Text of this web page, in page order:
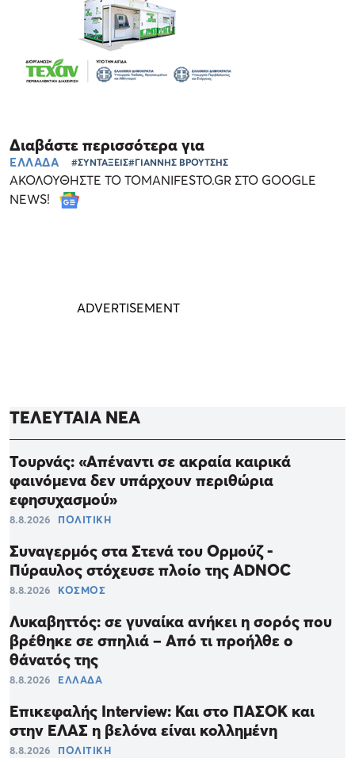
Διαβάστε περισσότερα για
ΕΛΛΑΔΑ #ΣΥΝΤΑΞΕΙΣ#ΓΙΑΝΝΗΣ ΒΡΟΥΤΣΗΣ
ΑΚΟΛΟΥΘΗΣΤΕ ΤΟ TOMANIFESTO.GR ΣΤΟ GOOGLE
NEWS!
ΤΕΛΕΥΤΑΙΑ ΝΕΑ
Τουρνάς: «Απέναντι σε ακραία καιρικά
φαινόμενα δεν υπάρχουν περιθώρια
εφησυχασμού»
8.8.2026 ΠΟΛΙΤΙΚΗ
Συναγερμός στα Στενά του Ορμούζ -
Πύραυλος στόχευσε πλοίο της ADNOC
8.8.2026 ΚΟΣΜΟΣ
Λυκαβηττός: σε γυναίκα ανήκει η σορός που
βρέθηκε σε σπηλιά – Από τι προήλθε ο
θάνατός της
8.8.2026 ΕΛΛΑΔΑ
Επικεφαλής Interview: Και στο ΠΑΣΟΚ και
στην ΕΛΑΣ η βελόνα είναι κολλημένη
8.8.2026 ΠΟΛΙΤΙΚΗ